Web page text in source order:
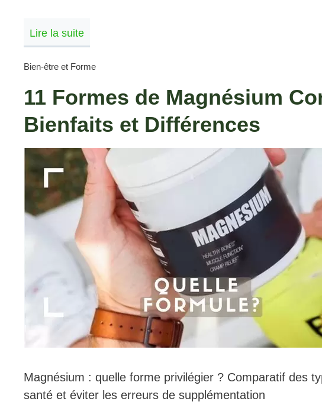
Lire la suite
Bien-être et Forme
11 Formes de Magnésium
Bienfaits et Différences
Magnésium : quelle forme privilégier ? Comparatif des
santé et éviter les erreurs de supplémentation